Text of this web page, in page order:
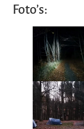
Foto’s: